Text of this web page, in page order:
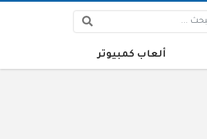
ألعاب كمبيوتر